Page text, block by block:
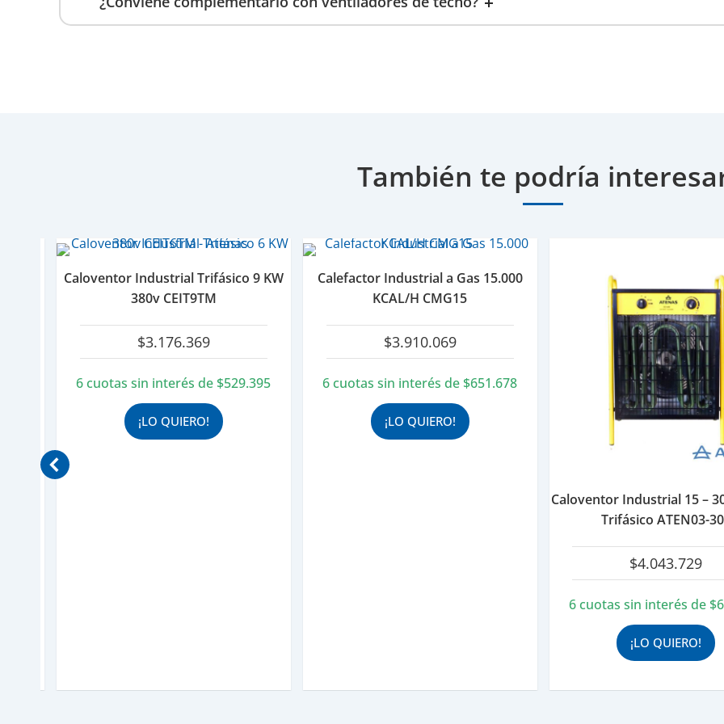
También te podría
Caloventor Industrial Trifásico 9 KW
380v CEIT9TM
$3.176.369
6 cuotas sin interés de $529.395
¡LO QUIERO!
Calefactor Industrial a Gas 15.000
KCAL/H CMG15
$3.910.069
6 cuotas sin interés de $651.678
¡LO QUIERO!
Caloventor Industrial 15 –
Trifásico ATEN03-
$4.043.729
6 cuotas sin interés de $
¡LO QUIERO!